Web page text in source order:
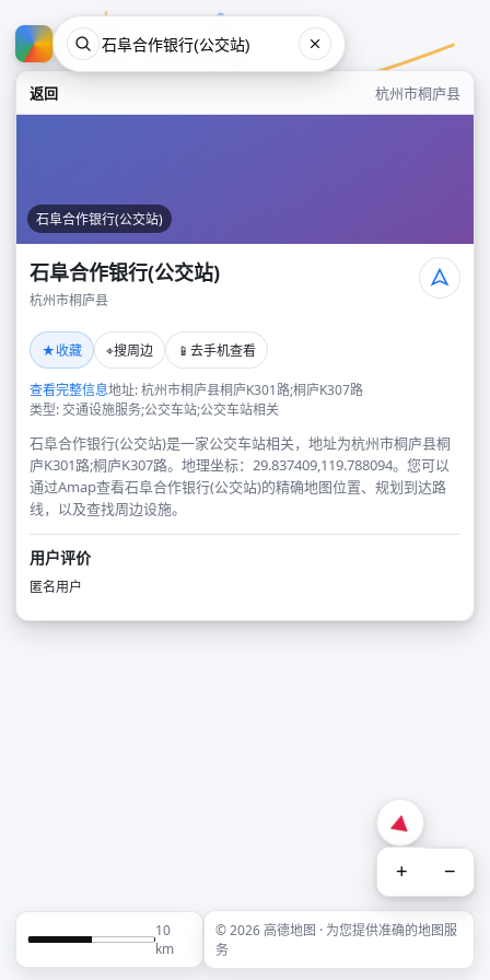
返回 杭州市桐庐县
石阜合作银行(公交站)
石阜合作银行(公交站)
杭州市桐庐县
★收藏 ⌖搜周边 📱 去手机查看
查看完整信息地址: 杭州市桐庐县桐庐K301路;桐庐K307路
类型: 交通设施服务;公交车站;公交车站相关
石阜合作银行(公交站)是一家公交车站相关，地址为杭州市桐庐县桐
庐K301路;桐庐K307路。地理坐标：29.837409,119.788094。您可以
通过Amap查看石阜合作银行(公交站)的精确地图位置、规划到达路
线，以及查找周边设施。
用户评价
匿名用户
+ −
10
km
© 2026 高德地图 · 为您提供准确的地图服
务